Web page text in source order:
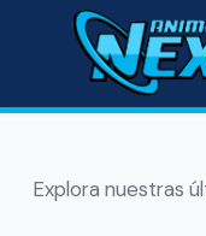
Explora nuestras